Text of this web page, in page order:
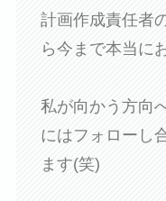
計画作成責任者
ら今まで本当に
私が向かう方向
にはフォローし
ます(笑)